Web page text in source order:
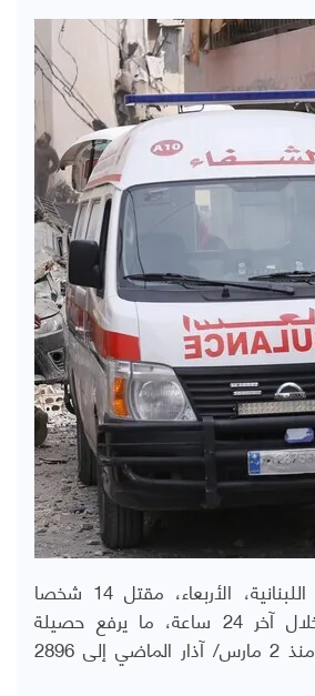
أعلنت وزارة الصحة اللبنانية، الأربعاء، مقتل 14 شخصا
وإصابة 56 آخرين خلال آخر 24 ساعة، ما يرفع حصيلة
العدوان الإسرائيلي منذ 2 مارس/ آذار الماضي إلى 2896